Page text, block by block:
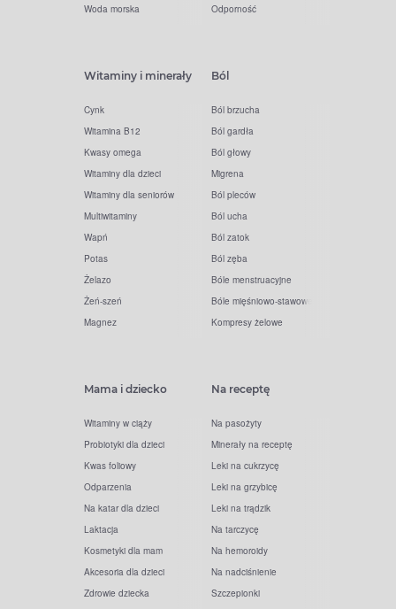
Woda morska
Odporność
Witaminy i minerały
Cynk
Witamina B12
Kwasy omega
Witaminy dla dzieci
Witaminy dla seniorów
Multiwitaminy
Wapń
Potas
Żelazo
Żeń-szeń
Magnez
Ból
Ból brzucha
Ból gardła
Ból głowy
Migrena
Ból pleców
Ból ucha
Ból zatok
Ból zęba
Bóle menstruacyjne
Bóle mięśniowo-stawowe
Kompresy żelowe
Mama i dziecko
Witaminy w ciąży
Probiotyki dla dzieci
Kwas foliowy
Odparzenia
Na katar dla dzieci
Laktacja
Kosmetyki dla mam
Akcesoria dla dzieci
Zdrowie dziecka
Na receptę
Na pasożyty
Minerały na receptę
Leki na cukrzycę
Leki na grzybicę
Leki na trądzik
Na tarczycę
Na hemoroidy
Na nadciśnienie
Szczepionki